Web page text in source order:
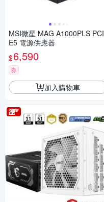
MSI微星 MAG A1000PLS PCI
E5 電源供應器
$6,590
券
加入購物車